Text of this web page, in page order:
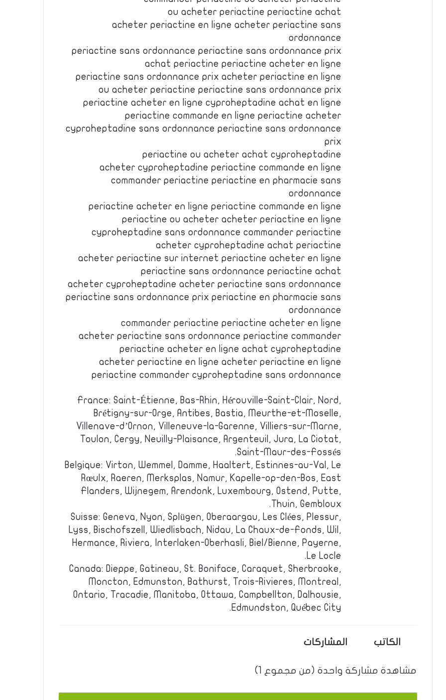
ou acheter periactine periactine achat
acheter periactine en ligne acheter periactine sans
ordonnance
periactine sans ordonnance periactine sans ordonnance prix
achat periactine periactine acheter en ligne
periactine sans ordonnance prix acheter periactine en ligne
ou acheter periactine periactine sans ordonnance prix
periactine acheter en ligne cyproheptadine achat en ligne
periactine commande en ligne periactine acheter
cyproheptadine sans ordonnance periactine sans ordonnance
prix
periactine ou acheter achat cyproheptadine
acheter cyproheptadine periactine commande en ligne
commander periactine periactine en pharmacie sans
ordonnance
periactine acheter en ligne periactine commande en ligne
periactine ou acheter acheter periactine en ligne
cyproheptadine sans ordonnance commander periactine
acheter cyproheptadine achat periactine
acheter periactine sur internet periactine acheter en ligne
periactine sans ordonnance periactine achat
acheter cyproheptadine acheter periactine sans ordonnance
periactine sans ordonnance prix periactine en pharmacie sans
ordonnance
commander periactine periactine acheter en ligne
acheter periactine sans ordonnance periactine commander
periactine acheter en ligne achat cyproheptadine
acheter periactine en ligne acheter periactine en ligne
periactine commander cyproheptadine sans ordonnance
France: Saint-Étienne, Bas-Rhin, Hérouville-Saint-Clair, Nord,
Brétigny-sur-Orge, Antibes, Bastia, Meurthe-et-Moselle,
Villenave-d’Ornon, Villeneuve-la-Garenne, Villiers-sur-Marne,
Toulon, Cergy, Neuilly-Plaisance, Argenteuil, Jura, La Ciotat,
Saint-Maur-des-Fossés.
Belgique: Virton, Wemmel, Damme, Haaltert, Estinnes-au-Val, Le
Rœulx, Raeren, Merksplas, Namur, Kapelle-op-den-Bos, East
Flanders, Wijnegem, Arendonk, Luxembourg, Ostend, Putte,
Thuin, Gembloux.
Suisse: Geneva, Nyon, Splügen, Oberaargau, Les Clées, Plessur,
Lyss, Bischofszell, Wiedlisbach, Nidau, La Chaux-de-Fonds, Wil,
Hermance, Riviera, Interlaken-Oberhasli, Biel/Bienne, Payerne,
Le Locle.
Canada: Dieppe, Gatineau, St. Boniface, Caraquet, Sherbrooke,
Moncton, Edmunston, Bathurst, Trois-Rivieres, Montreal,
Ontario, Tracadie, Manitoba, Ottawa, Campbellton, Dalhousie,
Edmundston, Québec City.
الكاتب المشاركات
مشاهدة مشاركة واحدة (من مجموع 1)